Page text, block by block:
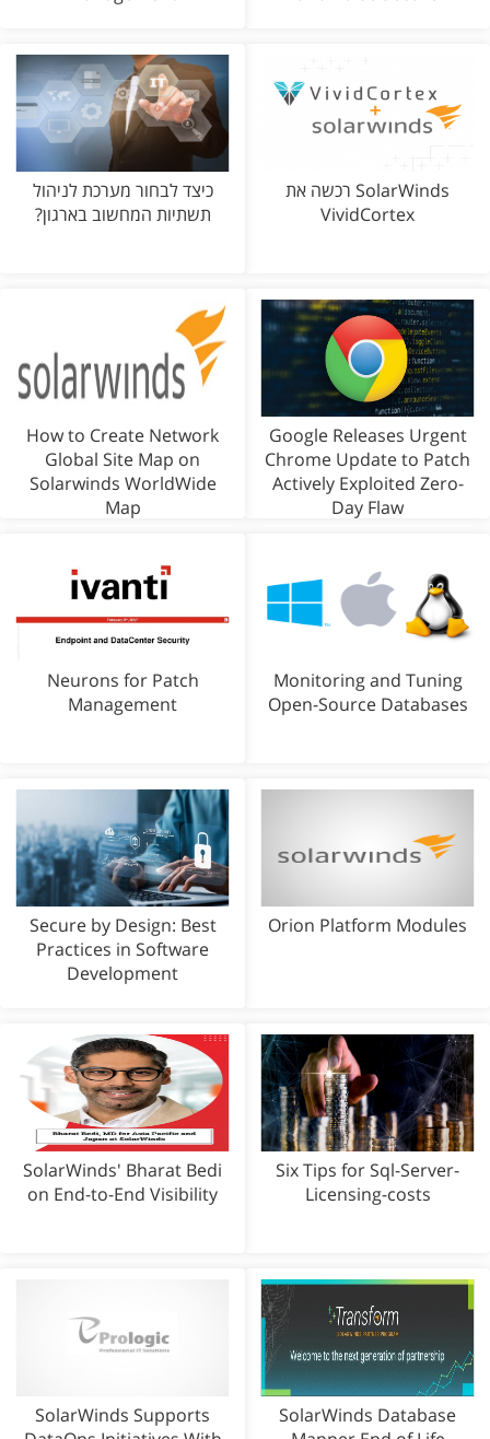
SolarWinds רכשה את
VividCortex
כיצד לבחור מערכת לניהול
תשתיות המחשוב בארגון?
Google Releases Urgent
Chrome Update to Patch
Actively Exploited Zero-
Day Flaw
How to Create Network
Global Site Map on
Solarwinds WorldWide
Map
Monitoring and Tuning
Open-Source Databases
Neurons for Patch
Management
Orion Platform Modules
Secure by Design: Best
Practices in Software
Development
Six Tips for Sql-Server-
Licensing-costs
SolarWinds' Bharat Bedi
on End-to-End Visibility
SolarWinds Database
SolarWinds Supports